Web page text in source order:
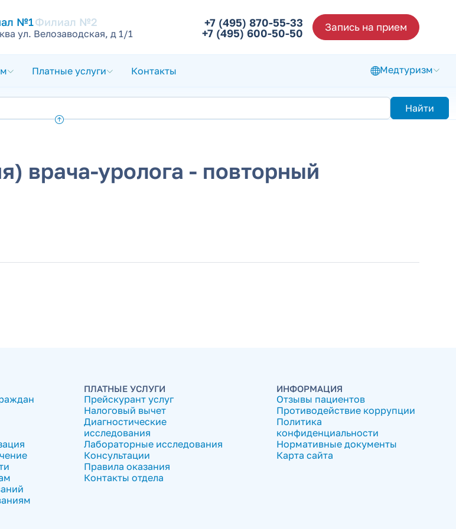
№1Филиал №2
ул. Велозаводская, д 1/1
+7 (495) 870-55-33
+7 (495) 600-50-50
Запись на прием
Платные услуги Контакты Медтуризм
Найти
врача-уролога - повторный
ПЛАТНЫЕ УСЛУГИ
Прейскурант услуг
Налоговый вычет
Диагностические
исследования
Лабораторные исследования
Консультации
Правила оказания
Контакты отдела
ИНФОРМАЦИЯ
Отзывы пациентов
Противодействие коррупции
Политика
конфиденциальности
Нормативные документы
Карта сайта